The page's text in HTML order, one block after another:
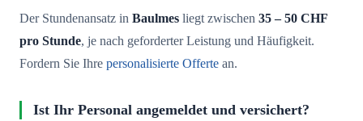
Der Stundenansatz in Baulmes liegt zwischen 35 – 50 CHF
pro Stunde, je nach geforderter Leistung und Häufigkeit.
Fordern Sie Ihre personalisierte Offerte an.
Ist Ihr Personal angemeldet und versichert?